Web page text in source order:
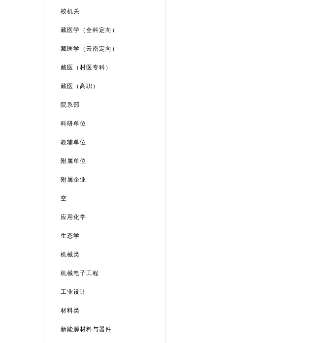
校机关
藏医学（全科定向）
藏医学（云南定向）
藏医（村医专科）
藏医（高职）
院系部
科研单位
教辅单位
附属单位
附属企业
空
应用化学
生态学
机械类
机械电子工程
工业设计
材料类
新能源材料与器件